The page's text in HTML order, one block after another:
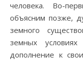
человека. Во-
объясним позже,
земного
земных
дополнение к